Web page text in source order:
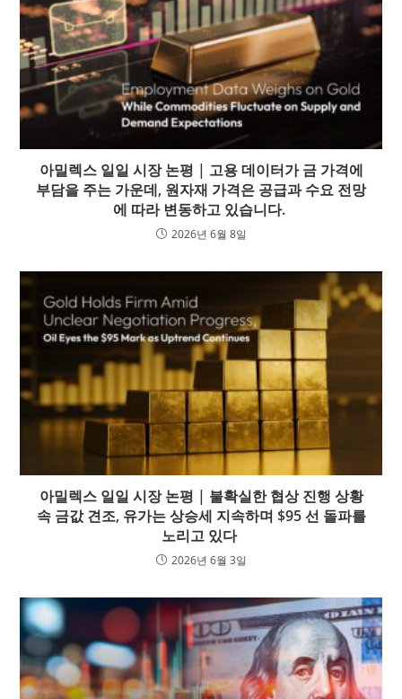
아밀렉스 일일 시장 논평 | 고용 데이터가 금 가격에
부담을 주는 가운데, 원자재 가격은 공급과 수요 전망
에 따라 변동하고 있습니다.
2026년 6월 8일
아밀렉스 일일 시장 논평 | 불확실한 협상 진행 상황
속 금값 견조, 유가는 상승세 지속하며 $95 선 돌파를
노리고 있다
2026년 6월 3일